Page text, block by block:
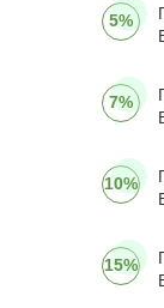
5%
7%
10%
15%